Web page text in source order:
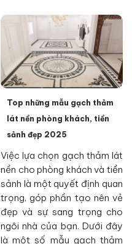
Top những mẫu gạch thảm
lát nền phòng khách, tiền
sảnh đẹp 2025
Việc lựa chọn gạch thảm lát
nền cho phòng khách và tiền
sảnh là một quyết định quan
trọng, góp phần tạo nên vẻ
đẹp và sự sang trọng cho
ngôi nhà của bạn. Dưới đây
là một số mẫu gạch thảm